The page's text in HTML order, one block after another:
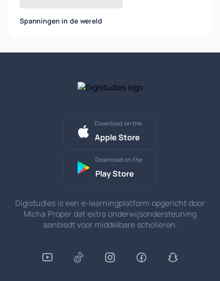
Spanningen in de wereld
Download on the
Apple Store
Download on the
Play Store
Digistudies is een e-learningplatform opgericht door
Micha Proper dat extra onderwijsondersteuning
aanbiedt voor middelbare scholieren.